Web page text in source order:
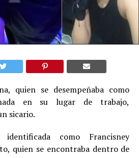
quien se desempeñaba como
en su lugar de trabajo,
sicario.
como Francisney
quien se encontraba dentro de